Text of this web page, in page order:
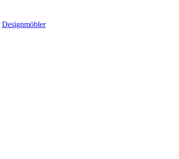
Designmöbler